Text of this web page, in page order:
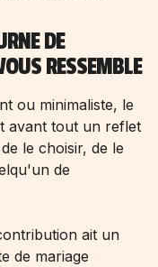
DE
RESSEMBLE
ou minimaliste, le
avant tout un reflet
le choisir, de le
de
ait un
de mariage